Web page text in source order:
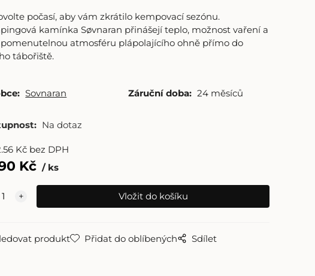
počasí, aby vám zkrátilo kempovací sezónu.
kamínka Søvnaran přinášejí teplo, možnost vaření a
atmosféru plápolajícího ohně přímo do
tábořiště.
Sovnaran Záruční doba: 24 měsíců
Na dotaz
Kč bez DPH
Kč ks
produkt Přidat do oblíbených Sdílet